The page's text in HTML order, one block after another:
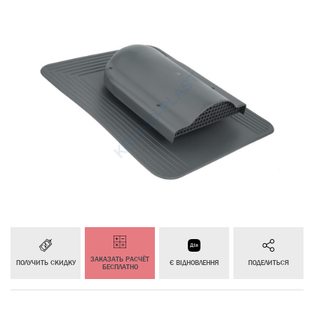
ПОЛУЧИТЬ СКИДКУ ЗАКАЗАТЬ РАСЧЁТ
БЕСПЛАТНО Є ВІДНОВЛЕННЯ ПОДЕЛИТЬСЯ